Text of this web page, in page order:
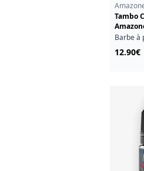
Tambo
12.90€